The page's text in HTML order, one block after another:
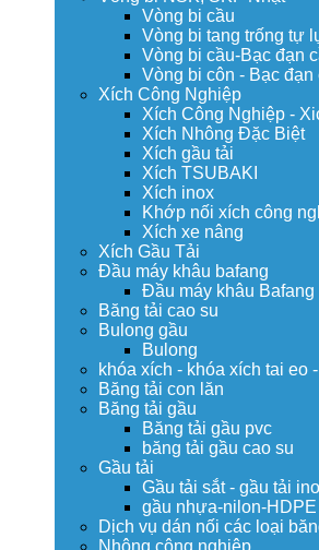
Vòng bi cầu
Vòng bi tang trống tự
Vòng bi cầu-Bạc đạn
Vòng bi côn - Bạc đạn
Xích Công Nghiệp
Xích Công Nghiệp -
Xích Nhông Đặc Biệt
Xích gầu tải
Xích TSUBAKI
Xích inox
Khớp nối xích công
Xích xe nâng
Xích Gầu Tải
Đầu máy khâu bafang
Đầu máy khâu Bafang
Băng tải cao su
Bulong gầu
Bulong
khóa xích - khóa xích tai eo
Băng tải con lăn
Băng tải gầu
Băng tải gầu pvc
băng tải gầu cao su
Gầu tải
Gầu tải sắt - gầu tải
gầu nhựa-nilon-HDPE
Dịch vụ dán nối các loại
Nhông công nghiệp